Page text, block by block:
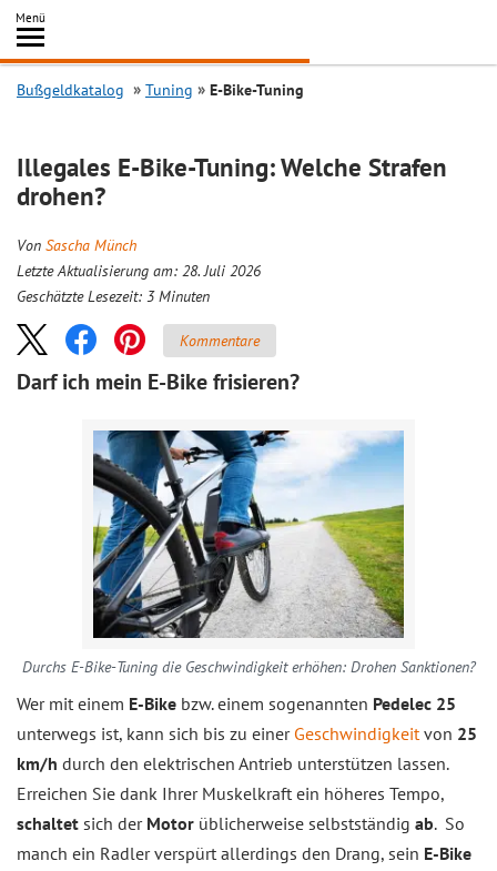
Inhalt
springen
Menü
Search
Bußgeldkatalog Tuning E-Bike-Tuning
Illegales E-Bike-Tuning: Welche Strafen
drohen?
Von Sascha Münch
Letzte Aktualisierung am: 28. Juli 2026
Geschätzte Lesezeit: 3 Minuten
Kommentare
Darf ich mein E-Bike frisieren?
Durchs E-Bike-Tuning die Geschwindigkeit erhöhen: Drohen Sanktionen?
Wer mit einem E-Bike bzw. einem sogenannten Pedelec 25
unterwegs ist, kann sich bis zu einer Geschwindigkeitvon 25
km/h durch den elektrischen Antrieb unterstützen lassen.
Erreichen Sie dank Ihrer Muskelkraft ein höheres Tempo,
schaltet sich der Motor üblicherweise selbstständig ab. So
manch ein Radler verspürt allerdings den Drang, sein E-Bike